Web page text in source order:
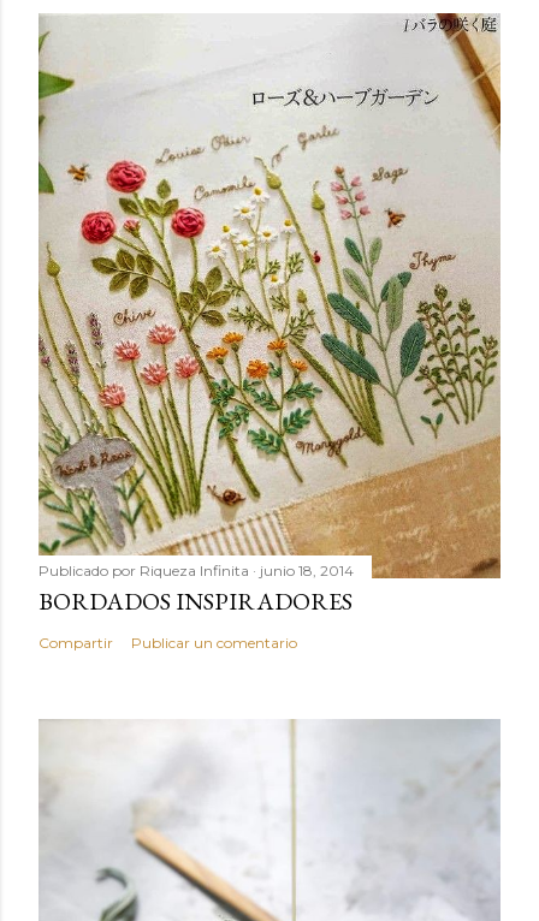
Publicado por Riqueza Infinita junio 18, 2014
BORDADOS INSPIRADORES
Compartir Publicar un comentario